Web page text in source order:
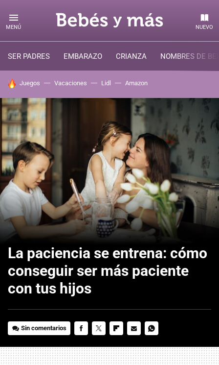
MENÚ NUEVO
SER PADRES EMBARAZO CRIANZA NOMBRES DE
HOY SE HABLA DE
Juegos Vacaciones Lidl Amazon
La paciencia se entrena: cómo
conseguir ser más paciente
con tus hijos
Sin comentarios
MAIL